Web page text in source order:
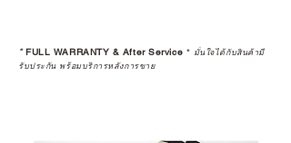
*FULL WARRANTY & After Service * มั่นใจได้กับสินค้ามี
รับประกัน พร้อมบริการหลังการขาย